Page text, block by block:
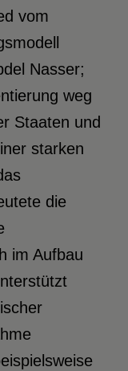
vom
Nasser;
weg
Staaten und
starken
die
im Aufbau